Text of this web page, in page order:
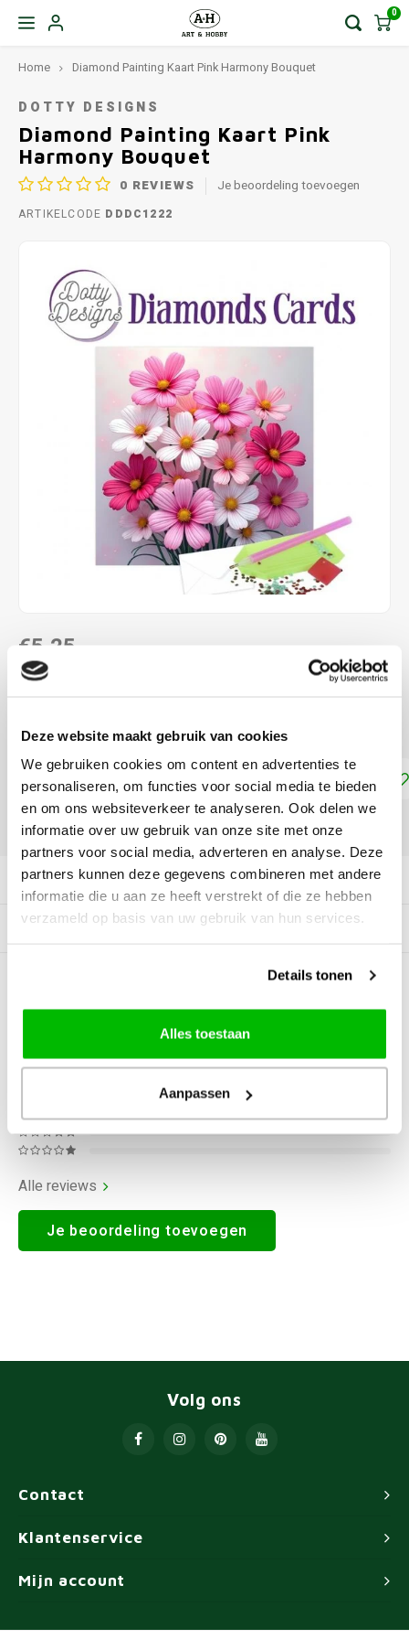
Deze website maakt gebruik van cookies
We gebruiken cookies om content en advertenties te
personaliseren, om functies voor social media te bieden
en om ons websiteverkeer te analyseren. Ook delen we
informatie over uw gebruik van onze site met onze
partners voor social media, adverteren en analyse. Deze
partners kunnen deze gegevens combineren met andere
informatie die u aan ze heeft verstrekt of die ze hebben
verzameld op basis van uw gebruik van hun services.
Details tonen
Alles toestaan
Aanpassen
0
Home Diamond Painting Kaart Pink Harmony Bouquet
DOTTY DESIGNS
Diamond Painting Kaart Pink
Harmony Bouquet
0 REVIEWS Je beoordeling toevoegen
ARTIKELCODE DDDC1222
€5,25
NIET LEVERBAAR
ca. 15 x 15 cm Lees meer
Toevoegen aan winkelwagen
DELEN:
Productomschrijving
Gerelateerde producten
BEOORDELINGEN
Alle reviews
Je beoordeling toevoegen
Contact
Volg ons
Klantenservice
Mijn account